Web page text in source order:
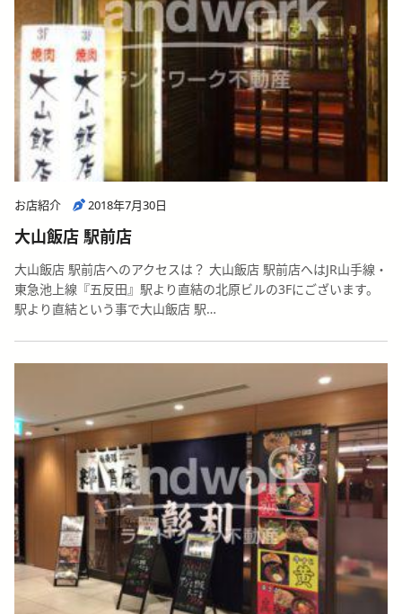
お店紹介 2018年7月30日
大山飯店 駅前店
大山飯店 駅前店へのアクセスは？ 大山飯店 駅前店へはJR山手線・
東急池上線『五反田』駅より直結の北原ビルの3Fにございます。
駅より直結という事で大山飯店 駅…